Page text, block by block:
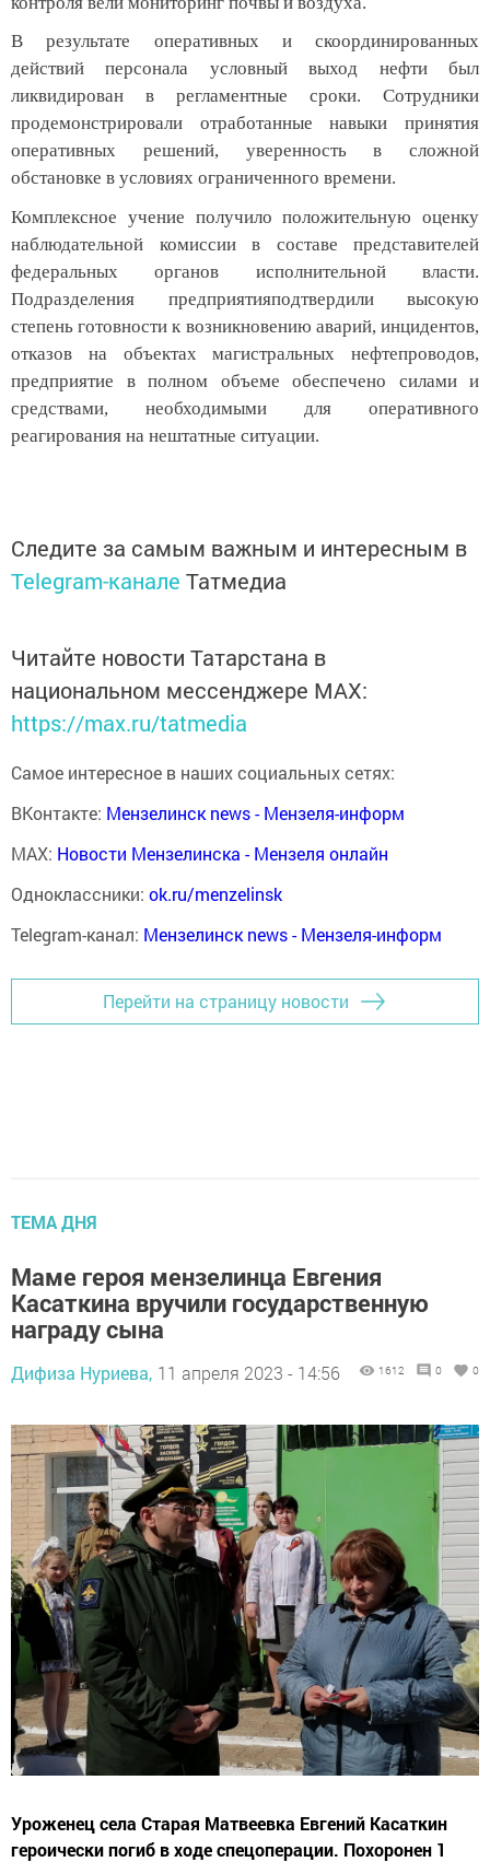
В результате оперативных и скоординированных
действий персонала условный выход нефти был
ликвидирован в регламентные сроки. Сотрудники
продемонстрировали отработанные навыки принятия
оперативных решений, уверенность в сложной
обстановке в условиях ограниченного времени.
Комплексное учение получило положительную оценку
наблюдательной комиссии в составе представителей
федеральных органов исполнительной власти.
Подразделения предприятияподтвердили высокую
степень готовности к возникновению аварий, инцидентов,
отказов на объектах магистральных нефтепроводов,
предприятие в полном объеме обеспечено силами и
средствами, необходимыми для оперативного
реагирования на нештатные ситуации.
Следите за самым важным и интересным в
Telegram-канале Татмедиа
Читайте новости Татарстана в
национальном мессенджере MАХ:
https://max.ru/tatmedia
Самое интересное в наших социальных сетях:
ВКонтакте: Мензелинск news - Мензеля-информ
MAX: Новости Мензелинска - Мензеля онлайн
Одноклассники: ok.ru/menzelinsk
Telegram-канал: Мензелинск news - Мензеля-информ
Перейти на страницу новости
ТЕМА ДНЯ
Маме героя мензелинца Евгения
Касаткина вручили государственную
награду сына
Дифиза Нуриева, 11 апреля 2023 - 14:56 1612 0 0
Уроженец села Старая Матвеевка Евгений Касаткин
героически погиб в ходе спецоперации. Похоронен 1